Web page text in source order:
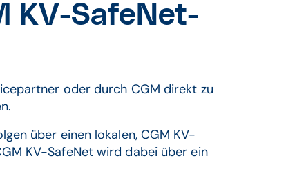
KV-SafeNet-
oder durch CGM direkt zu
über einen lokalen, CGM KV-
KV-SafeNet wird dabei über ein